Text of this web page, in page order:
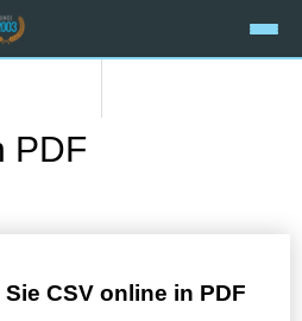
PDF
CSV online in PDF